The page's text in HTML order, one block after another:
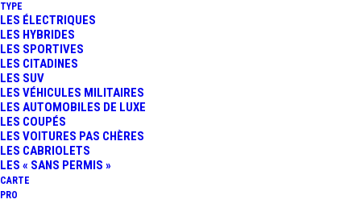
TYPE
LES ÉLECTRIQUES
LES HYBRIDES
LES SPORTIVES
LES CITADINES
LES SUV
LES VÉHICULES MILITAIRES
LES AUTOMOBILES DE LUXE
LES COUPÉS
LES VOITURES PAS CHÈRES
LES CABRIOLETS
LES « SANS PERMIS »
CARTE
PRO